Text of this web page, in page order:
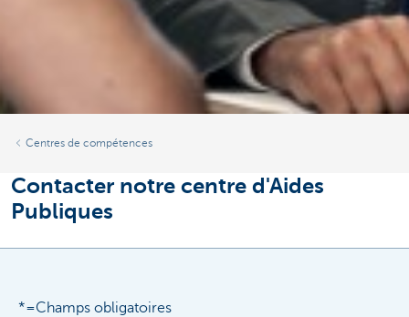
Centres de compétences
Contacter notre centre d'Aides
Publiques
*=Champs obligatoires